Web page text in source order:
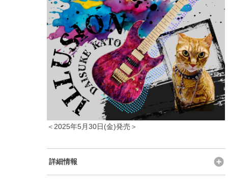
＜2025年5月30日(金)発売＞
詳細情報